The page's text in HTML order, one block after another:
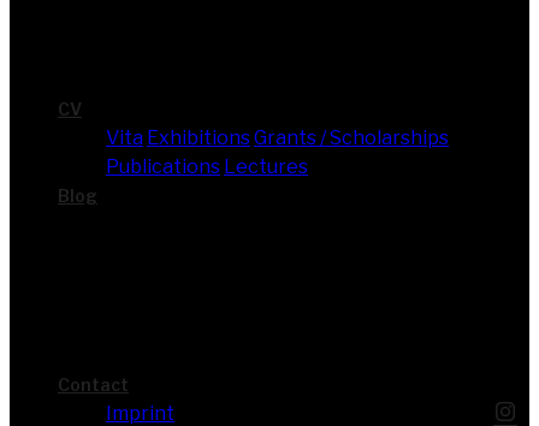
CV
Vita Exhi­bi­ti­onsGrants / Scholarships
Publi­ca­ti­ons Lec­tures
Blog
Cont­act
Imprint